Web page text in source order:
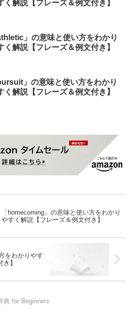
く解説【フレーズ＆例文付き】
」の意味と使い方をわかり
く解説【フレーズ＆例文付き】
」の意味と使い方をわかり
く解説【フレーズ＆例文付き】
「homecoming」の意味と使い方をわかり
やすく解説【フレーズ＆例文付き】
をわかりやす
】
典 for Beginners